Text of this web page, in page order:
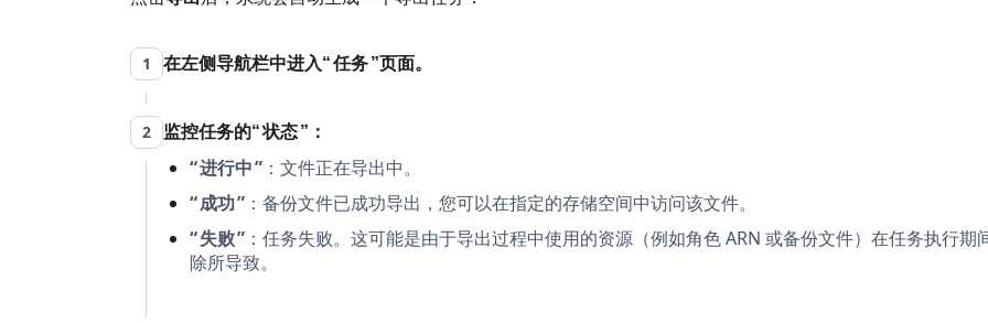
1 在左侧导航栏中进入 任务 页面。
2 监控任务的 状态 ：
进行中
：文件正在导出中。
成功
：备份文件已成功导出，您可以在指定的存储空间中访问该文件。
失败
：任务失败。这可能是由于导出过程中使用的资源（例如角色 ARN 或备份文件）在任务执行期
除所导致。